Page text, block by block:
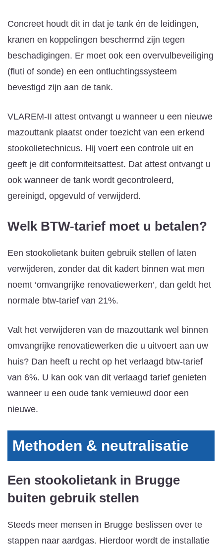
Concreet houdt dit in dat je tank én de leidingen,
kranen en koppelingen beschermd zijn tegen
beschadigingen. Er moet ook een overvulbeveiliging
(fluti of sonde) en een ontluchtingssysteem
bevestigd zijn aan de tank.
VLAREM-II attest ontvangt u wanneer u een nieuwe
mazouttank plaatst onder toezicht van een erkend
stookolietechnicus. Hij voert een controle uit en
geeft je dit conformiteitsattest. Dat attest ontvangt u
ook wanneer de tank wordt gecontroleerd,
gereinigd, opgevuld of verwijderd.
Welk BTW-tarief moet u betalen?
Een stookolietank buiten gebruik stellen of laten
verwijderen, zonder dat dit kadert binnen wat men
noemt ‘omvangrijke renovatiewerken’, dan geldt het
normale btw-tarief van 21%.
Valt het verwijderen van de mazouttank wel binnen
omvangrijke renovatiewerken die u uitvoert aan uw
huis? Dan heeft u recht op het verlaagd btw-tarief
van 6%. U kan ook van dit verlaagd tarief genieten
wanneer u een oude tank vernieuwd door een
nieuwe.
Methoden & neutralisatie
Een stookolietank in Brugge
buiten gebruik stellen
Steeds meer mensen in Brugge beslissen over te
stappen naar aardgas. Hierdoor wordt de installatie